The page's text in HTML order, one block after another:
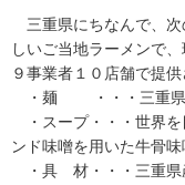
三重県にちなんで、次
しいご当地ラーメンで
９事業者１０店舗で提供
・麺 ・・・三重県産
・スープ・・・世界を
ンド味噌を用いた牛骨
・具 材・・・三重県